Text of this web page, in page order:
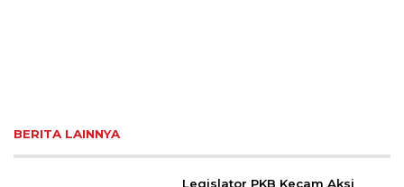
BERITA LAINNYA
Legislator PKB Kecam Aksi